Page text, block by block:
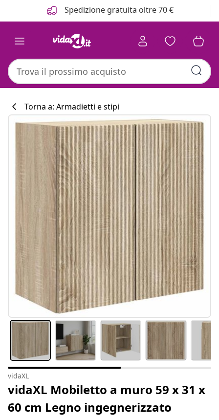
Spedizione gratuita oltre 70 €
Torna a: Armadietti e stipi
vidaXL
vidaXL Mobiletto a muro 59 x 31 x
60 cm Legno ingegnerizzato